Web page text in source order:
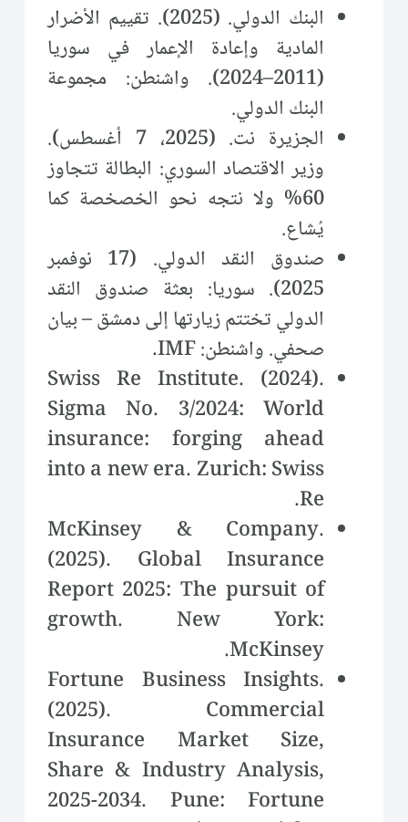
البنك الدولي. (2025). تقييم الأضرار
المادية وإعادة الإعمار في سوريا
(2011–2024). واشنطن: مجموعة
البنك الدولي.
الجزيرة نت. (2025، 7 أغسطس).
وزير الاقتصاد السوري: البطالة تتجاوز
60% ولا نتجه نحو الخصخصة كما
يُشاع.
صندوق النقد الدولي. (17 نوفمبر
2025). سوريا: بعثة صندوق النقد
الدولي تختتم زيارتها إلى دمشق – بيان
صحفي. واشنطن: IMF.
Swiss Re Institute. (2024).
Sigma No. 3/2024: World
insurance: forging ahead
into a new era. Zurich: Swiss
Re.
McKinsey & Company.
(2025). Global Insurance
Report 2025: The pursuit of
growth. New York:
McKinsey.
Fortune Business Insights.
(2025). Commercial
Insurance Market Size,
Share & Industry Analysis,
2025-2034. Pune: Fortune